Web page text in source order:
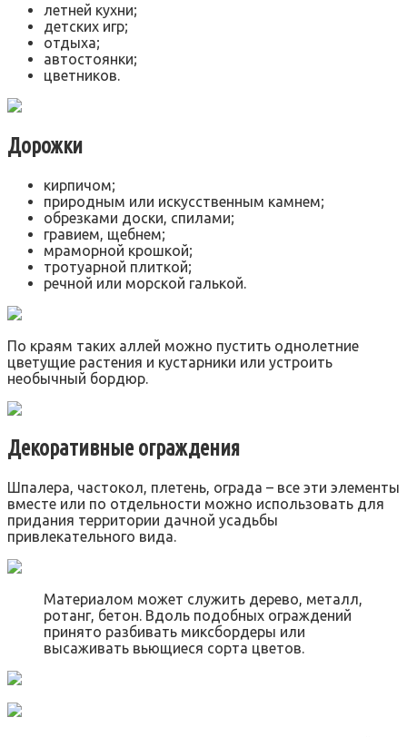
летней кухни;
детских игр;
отдыха;
автостоянки;
цветников.
Дорожки
кирпичом;
природным или искусственным камнем;
обрезками доски, спилами;
гравием, щебнем;
мраморной крошкой;
тротуарной плиткой;
речной или морской галькой.
По краям таких аллей можно пустить однолетние
цветущие растения и кустарники или устроить
необычный бордюр.
Декоративные ограждения
Шпалера, частокол, плетень, ограда – все эти элементы
вместе или по отдельности можно использовать для
придания территории дачной усадьбы
привлекательного вида.
Материалом может служить дерево, металл,
ротанг, бетон. Вдоль подобных ограждений
принято разбивать миксбордеры или
высаживать вьющиеся сорта цветов.